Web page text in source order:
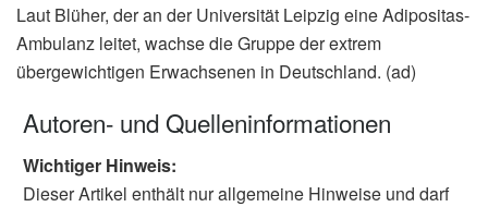
Laut Blüher, der an der Universität Leipzig eine Adipositas-
Ambulanz leitet, wachse die Gruppe der extrem
übergewichtigen Erwachsenen in Deutschland. (ad)
Autoren- und Quelleninformationen
Wichtiger Hinweis:
Dieser Artikel enthält nur allgemeine Hinweise und darf